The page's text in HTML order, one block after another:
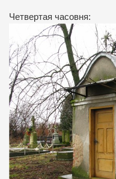
Четвертая часовня: